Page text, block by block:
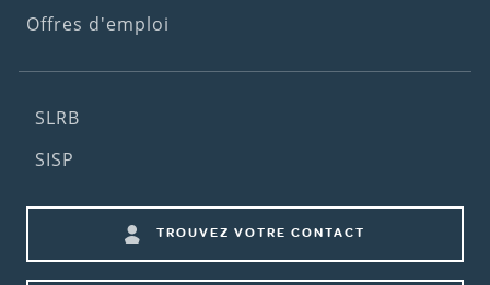
Offres d'emploi
Footer
(2nd
SLRB
SISP
Footer
shortcuts
TROUVEZ VOTRE CONTACT